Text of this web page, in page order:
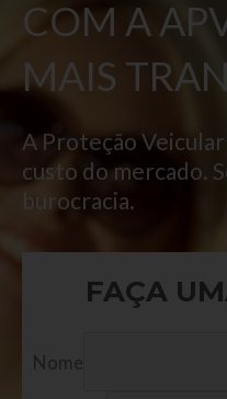
COM A
MAIS
A Proteção
custo do mercado.
burocracia.
FAÇA
Nome